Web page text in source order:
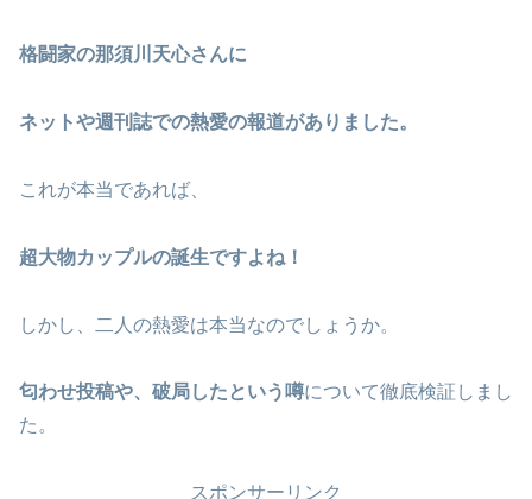
格闘家の那須川天心さんに
ネットや週刊誌での熱愛の報道がありました。
これが本当であれば、
超大物カップルの誕生ですよね！
しかし、二人の熱愛は本当なのでしょうか。
匂わせ投稿や、破局したという噂について徹底検証しまし
た。
スポンサーリンク